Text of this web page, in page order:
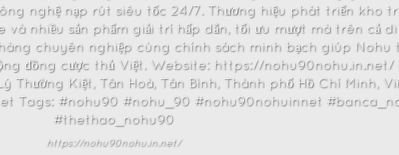
nghệ nạp rút siêu tốc 24/7. Thương hiệu phát triển kho
nhiều sản phẩm giải trí hấp dẫn, tối ưu mượt mà trên cả di
chuyên nghiệp cùng chính sách minh bạch giúp Nohu
đồng cược thủ Việt. Website: https://nohu90nohu.in.net/
Thường Kiệt, Tân Hoà, Tân Bình, Thành phố Hồ Chí Minh,
Tags: #nohu90 #nohu_90 #nohu90nohuinnet
#thethao_nohu90
https://nohu90nohu.in.net/